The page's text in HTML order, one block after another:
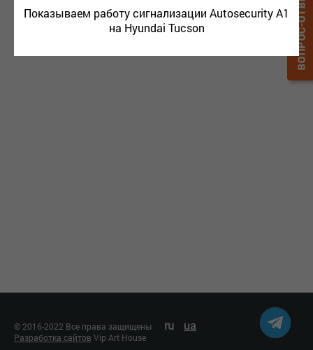
Показываем работу сигнализации Autosecurity A1
на Hyundai Tucson
© 2016-2022 Все права защищены ru ua
Разработка сайтов Vip Art House